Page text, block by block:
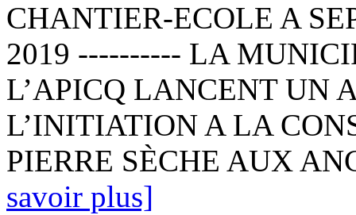
CHANTIER-ECOLE A
2019 ---------- LA
L’APICQ LANCENT UN
L’INITIATION A LA
PIERRE SÈCHE AUX
savoir plus]